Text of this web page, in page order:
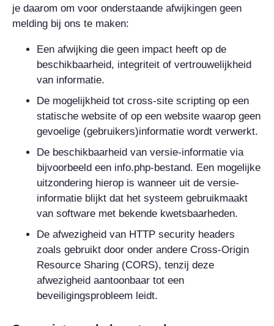
je daarom om voor onderstaande afwijkingen geen
melding bij ons te maken:
Een afwijking die geen impact heeft op de
beschikbaarheid, integriteit of vertrouwelijkheid
van informatie.
De mogelijkheid tot cross-site scripting op een
statische website of op een website waarop geen
gevoelige (gebruikers)informatie wordt verwerkt.
De beschikbaarheid van versie-informatie via
bijvoorbeeld een info.php-bestand. Een mogelijke
uitzondering hierop is wanneer uit de versie-
informatie blijkt dat het systeem gebruikmaakt
van software met bekende kwetsbaarheden.
De afwezigheid van HTTP security headers
zoals gebruikt door onder andere Cross-Origin
Resource Sharing (CORS), tenzij deze
afwezigheid aantoonbaar tot een
beveiligingsprobleem leidt.